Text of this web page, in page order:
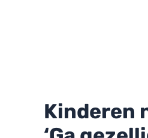
Kinderen